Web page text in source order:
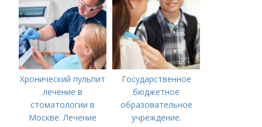
Хронический пульпит
лечение в
стоматологии в
Москве. Лечение
Государственное
бюджетное
образовательное
учреждение.